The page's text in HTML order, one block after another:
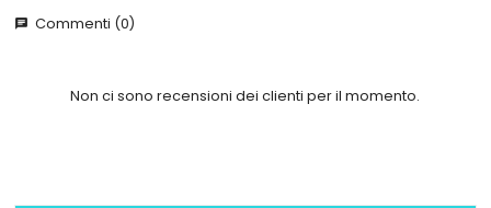
chat Commenti (0)
Non ci sono recensioni dei clienti per il momento.